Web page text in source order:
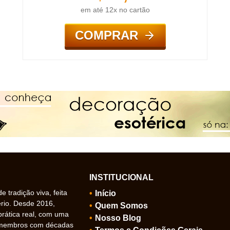
em até 12x no cartão
COMPRAR
tradição viva, feita
Desde 2016,
real, com uma
com décadas
INSTITUCIONAL
Início
Quem Somos
Nosso Blog